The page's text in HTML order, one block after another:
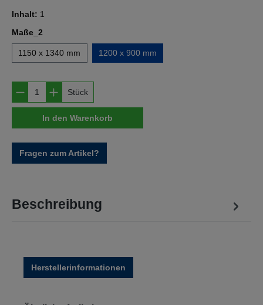
Inhalt: 1
Maße_2
1150 x 1340 mm 1200 x 900 mm
Produkt Anzahl: Gib den gewünschten
Stück
In den Warenkorb
Fragen zum Artikel?
Beschreibung
Herstellerinformationen